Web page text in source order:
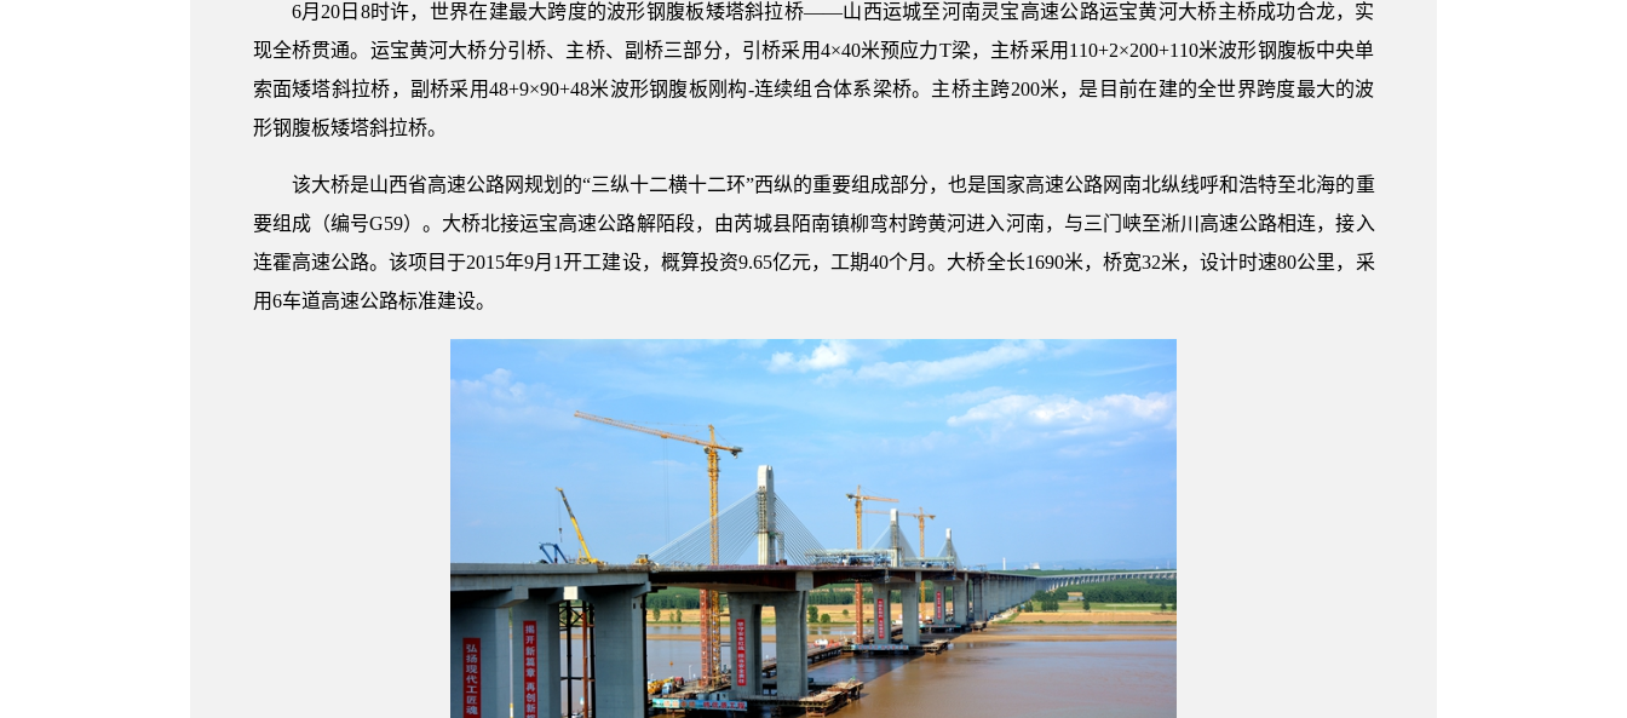
6月20日8时许，世界在建最大跨度的波形钢腹板矮塔斜拉桥——山西运城至河南灵宝高速公路运宝黄河大桥主桥成功合龙，实
现全桥贯通。运宝黄河大桥分引桥、主桥、副桥三部分，引桥采用4×40米预应力T梁，主桥采用110+2×200+110米波形钢腹板中央单
索面矮塔斜拉桥，副桥采用48+9×90+48米波形钢腹板刚构-连续组合体系梁桥。主桥主跨200米，是目前在建的全世界跨度最大的波
形钢腹板矮塔斜拉桥。
该大桥是山西省高速公路网规划的“三纵十二横十二环”西纵的重要组成部分，也是国家高速公路网南北纵线呼和浩特至北海的重
要组成（编号G59）。大桥北接运宝高速公路解陌段，由芮城县陌南镇柳弯村跨黄河进入河南，与三门峡至淅川高速公路相连，接入
连霍高速公路。该项目于2015年9月1开工建设，概算投资9.65亿元，工期40个月。大桥全长1690米，桥宽32米，设计时速80公里，采
用6车道高速公路标准建设。